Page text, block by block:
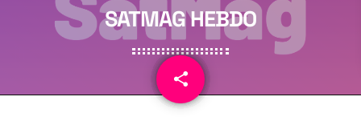
SATMAG HEBDO
share
email